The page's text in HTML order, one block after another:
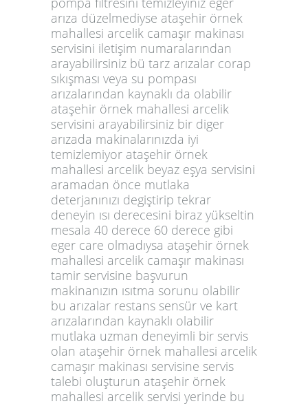
arıza düzelmediyse ataşehir örnek
mahallesi arcelik camaşır makinası
servisini iletişim numaralarından
arayabilirsiniz bü tarz arızalar corap
sıkışması veya su pompası
arızalarından kaynaklı da olabilir
ataşehir örnek mahallesi arcelik
servisini arayabilirsiniz bir diger
arızada makinalarınızda iyi
temizlemiyor ataşehir örnek
mahallesi arcelik beyaz eşya servisini
aramadan önce mutlaka
deterjanınızı degiştirip tekrar
deneyin ısı derecesini biraz yükseltin
mesala 40 derece 60 derece gibi
eger care olmadıysa ataşehir örnek
mahallesi arcelik camaşır makinası
tamir servisine başvurun
makinanızın ısıtma sorunu olabilir
bu arızalar restans sensür ve kart
arızalarından kaynaklı olabilir
mutlaka uzman deneyimli bir servis
olan ataşehir örnek mahallesi arcelik
camaşır makinası servisine servis
talebi oluşturun ataşehir örnek
mahallesi arcelik servisi yerinde bu